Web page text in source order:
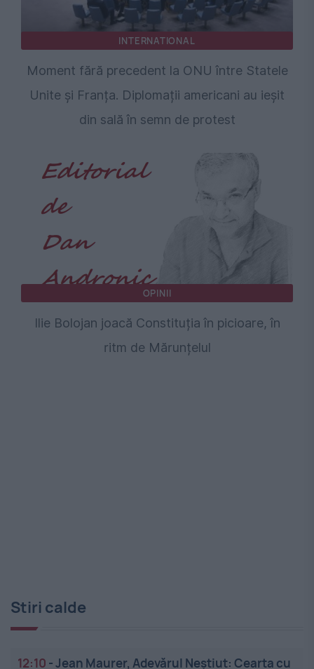
INTERNATIONAL
Moment fără precedent la ONU între Statele
Unite și Franța. Diplomații americani au ieșit
din sală în semn de protest
OPINII
Ilie Bolojan joacă Constituția în picioare, în
ritm de Mărunțelul
Stiri calde
12:10 -Jean Maurer, Adevărul Neștiut: Cearta cu